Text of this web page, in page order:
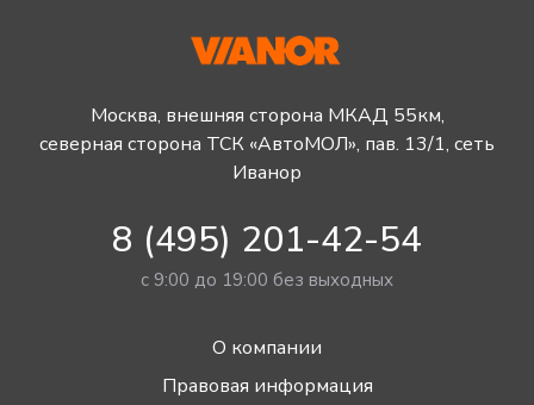
Москва, внешняя сторона МКАД 55км,
северная сторона ТСК «АвтоМОЛ», пав. 13/1, сеть
Иванор
8 (495) 201-42-54
с 9:00 до 19:00 без выходных
О компании
Правовая информация